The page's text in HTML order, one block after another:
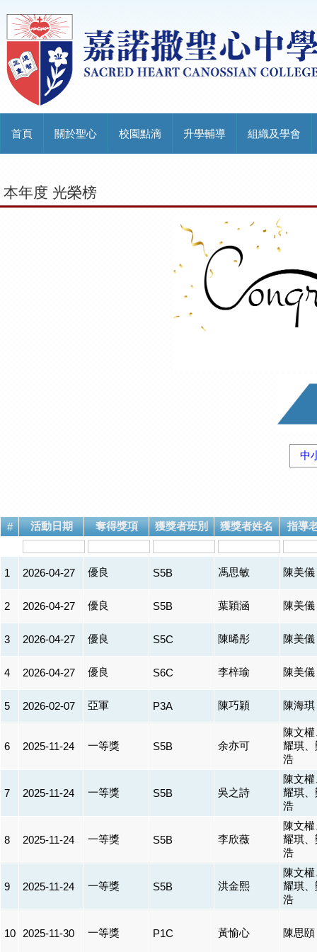
首頁 關於聖心 校園點滴 升學輔導 組織及學會
本年度 光榮榜
中
# 活動日期 奪得獎項 獲獎者班別 獲獎者姓名 指導
1 2026-04-27 優良 S5B 馮思敏 陳美儀
2 2026-04-27 優良 S5B 葉穎涵 陳美儀
3 2026-04-27 優良 S5C 陳晞彤 陳美儀
4 2026-04-27 優良 S6C 李梓瑜 陳美儀
5 2026-02-07 亞軍 P3A 陳巧穎 陳海琪
6 2025-11-24 一等獎 S5B 余亦可
陳文
耀琪、
浩
7 2025-11-24 一等獎 S5B 吳之詩
陳文
耀琪、
浩
8 2025-11-24 一等獎 S5B 李欣薇
陳文
耀琪、
浩
9 2025-11-24 一等獎 S5B 洪金熙
陳文
耀琪、
浩
10 2025-11-30 一等獎 P1C 黃愉心 陳思頤